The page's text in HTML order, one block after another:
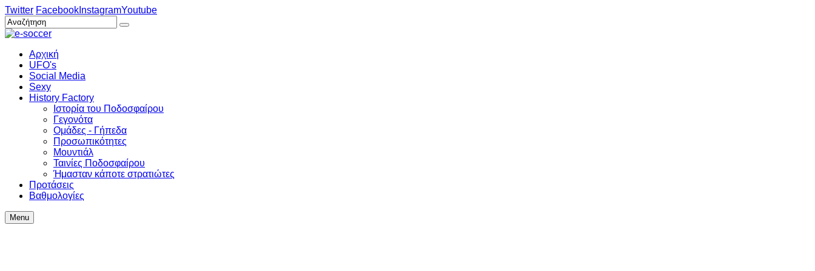
Twitter Facebook InstagramYoutube
Αρχική
UFO's
Social Media
Sexy
History Factory
Ιστορία του Ποδοσφαίρου
Γεγονότα
Ομάδες - Γήπεδα
Προσωπικότητες
Μουντιάλ
Ταινίες Ποδοσφαίρου
Ήμασταν κάποτε στρατιώτες
Προτάσεις
Βαθμολογίες
Menu